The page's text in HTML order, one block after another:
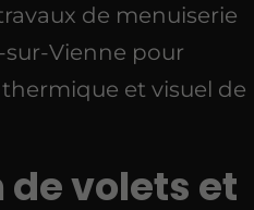
de menuiserie
Vienne pour
et visuel de
volets et